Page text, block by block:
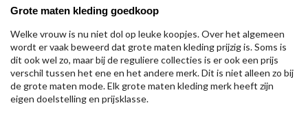
Grote maten kleding goedkoop
Welke vrouw is nu niet dol op leuke koopjes. Over het algemeen
wordt er vaak beweerd dat grote maten kleding prijzig is. Soms is
dit ook wel zo, maar bij de reguliere collecties is er ook een prijs
verschil tussen het ene en het andere merk. Dit is niet alleen zo bij
de grote maten mode. Elk grote maten kleding merk heeft zijn
eigen doelstelling en prijsklasse.